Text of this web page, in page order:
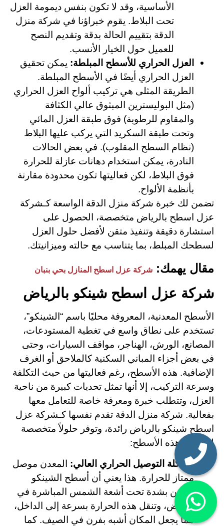
الأساسية، وقد لا تكون بنفس ديمومة العزل
تحت البلاط. يقوم خبراؤنا في شركة منزل
الدقة بتقييم الحالة بدقة وتقديم النصح
للعميل حول الخيار الأنسب.
العزل الحراري للأسطح المبلطة: يمكن تحقيق
العزل الحراري أيضًا في الأسطح المبلطة.
الطريقة المثلى هي تركيب ألواح العزل الحراري
(مثل البوليسترين المبثوق عالي الكثافة
والمقاوم للرطوبة) فوق طبقة العزل المائي
وتحت طبقة السكريد التي يركب عليها البلاط
(نظام السطح المقلوب). في بعض الحالات
النادرة، يمكن استخدام دهانات عازلة للحرارة
فوق البلاط، لكن فعاليتها تكون محدودة مقارنة
بأنظمة الألواح.
تضمن لك خبرة شركة منزل الدقة الواسعة كـشركة
عزل اسطح بالرياض متخصصة، الحصول على
استشارة دقيقة وتنفيذ متقن لأفضل حلول العزل
لسطحك المبلط، بما يتناسب مع حالته وميزانيتك.
مقال يهمك: شركة عزل اسطح المنازل بحي بنبان
شركة عزل اسطح شينكو بالرياض
الأسطح المعدنية، المعروفة محليًا باسم “الشينكو”،
تستخدم على نطاق واسع في تغطية المستودعات،
المصانع، الورش، الهناجر، مواقف السيارات، وحتى
في بعض أجزاء المباني السكنية كالملاحق أو الغرف
الإضافية. هذه الأسطح، رغم فعاليتها من حيث التكلفة
وسرعة التركيب، إلا أنها تمثل تحديات كبيرة من ناحية
العزل، وتتطلب خبرة ومعرفة خاصة للتعامل معها
بفعالية. شركة منزل الدقة تقدم نفسها كـشركة عزل
اسطح شينكو بالرياض رائدة، وتوفر حلولاً متخصصة
لمشاكل هذه الأسطح:
مشكلة التوصيل الحراري العالي: المعدن موصل
ممتاز للحرارة. هذا يعني أن أسطح الشينكو
تسخن بشدة تحت أشعة الشمس المباشرة في
الرياض، وتنقل هذه الحرارة بسرعة إلى الداخل،
مما يجعل المكان أشبه بفرن في الصيف. كما